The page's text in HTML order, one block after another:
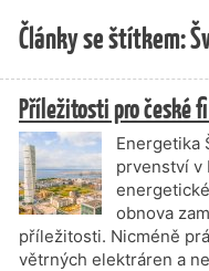
Články se štítkem:
Příležitosti pro české
Energetika
prvenství v
obnova
příležitosti. Nicméně
větrných elektráren a